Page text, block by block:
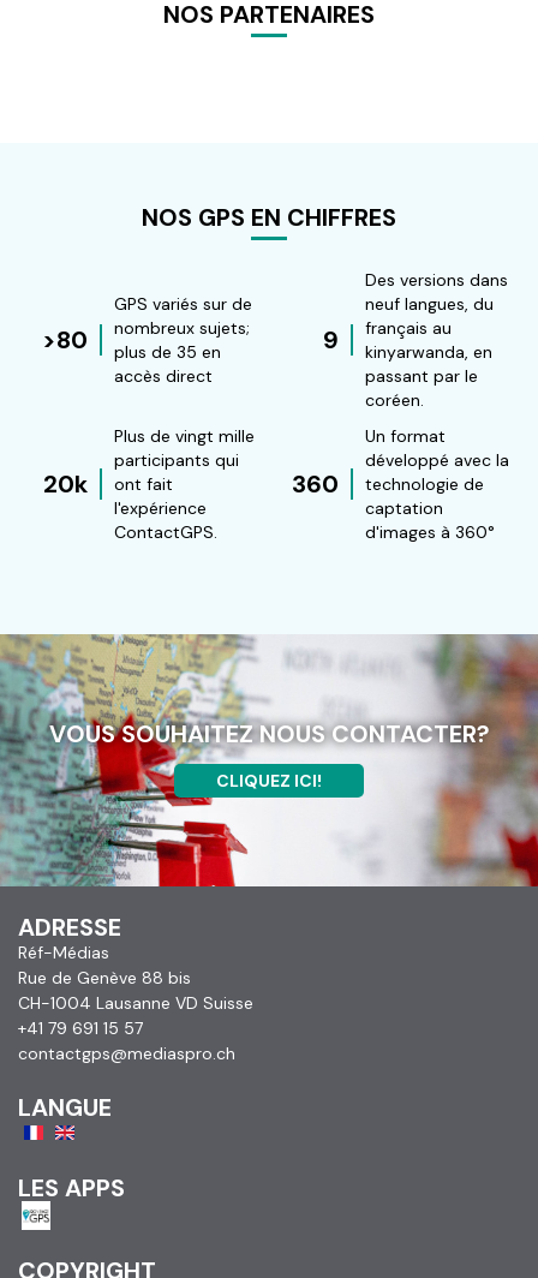
NOS PARTENAIRES
NOS GPS EN CHIFFRES
>80
GPS variés sur de
nombreux sujets;
plus de 35 en
accès direct
9
Des versions dans
neuf langues, du
français au
kinyarwanda, en
passant par le
coréen.
20k
Plus de vingt mille
participants qui
ont fait
l'expérience
ContactGPS.
360
Un format
développé avec la
technologie de
captation
d'images à 360°
VOUS SOUHAITEZ NOUS CONTACTER?
CLIQUEZ ICI!
ADRESSE
Réf-Médias
Rue de Genève 88 bis
CH-1004 Lausanne VD Suisse
+41 79 691 15 57
contactgps@mediaspro.ch
LANGUE
LES APPS
COPYRIGHT